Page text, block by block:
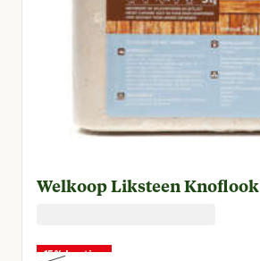
Welkoop Liksteen Knoflook
15% korting